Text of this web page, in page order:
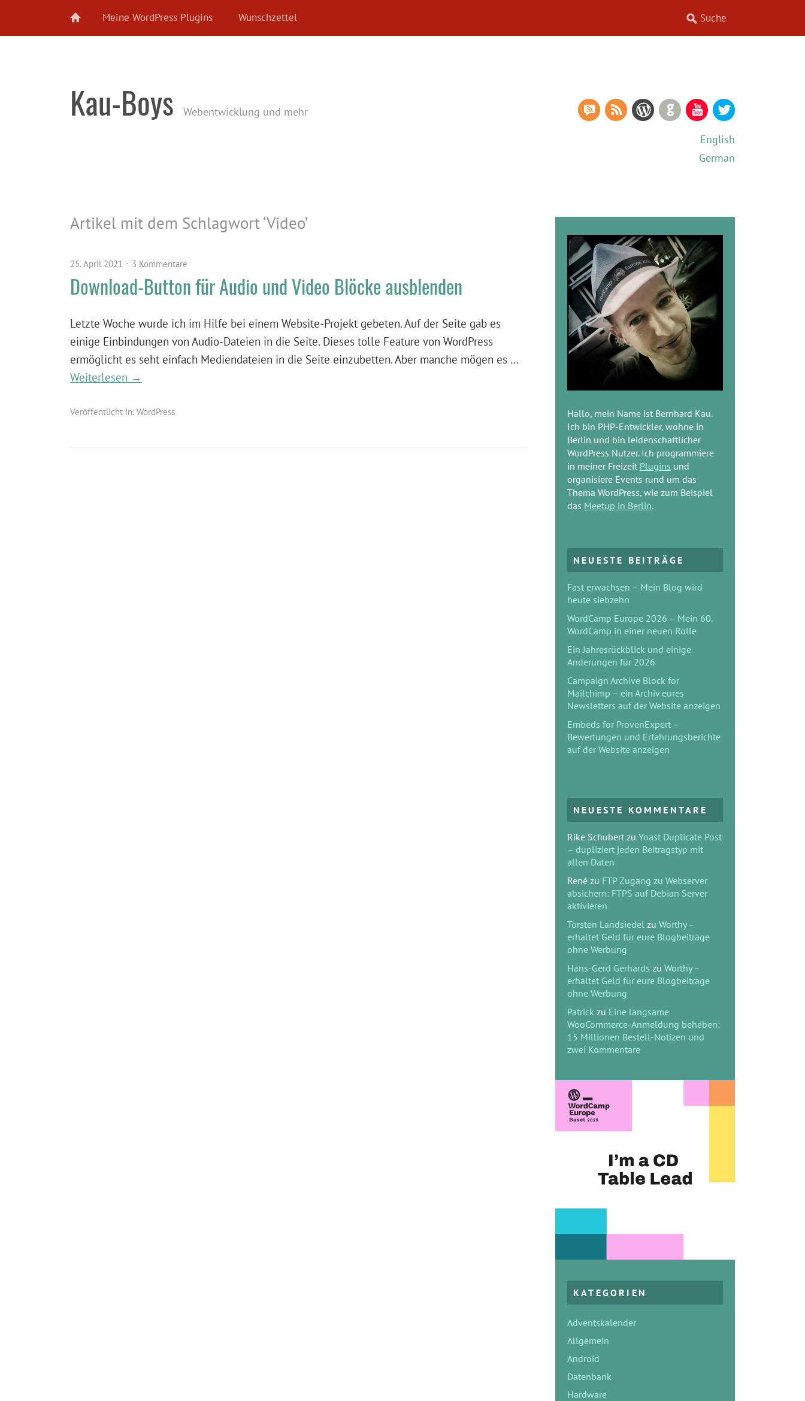
Meine WordPress Plugins Wunschzettel
Kau-Boys Webentwicklung und mehr YouTube
GitHub
WordPress
RSS Feed
RSS Comments
English
German
Artikel mit dem Schlagwort ‘Video’
25. April 2021 3 Kommentare
Download-Button für Audio und Video Blöcke ausblenden
Letzte Woche wurde ich im Hilfe bei einem Website-Projekt gebeten. Auf der Seite gab es
einige Einbindungen von Audio-Dateien in die Seite. Dieses tolle Feature von WordPress
ermöglicht es seht einfach Mediendateien in die Seite einzubetten. Aber manche mögen es …
Weiterlesen →
Veröffentlicht in: WordPress
Hallo, mein Name ist Bernhard Kau.
Ich bin PHP-Entwickler, wohne in
Berlin und bin leidenschaftlicher
WordPress Nutzer. Ich programmiere
in meiner Freizeit Plugins und
organisiere Events rund um das
Thema WordPress, wie zum Beispiel
das Meetup in Berlin.
NEUESTE BEITRÄGE
Fast erwachsen – Mein Blog wird
heute siebzehn
WordCamp Europe 2026 – Mein 60.
WordCamp in einer neuen Rolle
Ein Jahresrückblick und einige
Änderungen für 2026
Campaign Archive Block for
Mailchimp – ein Archiv eures
Newsletters auf der Website anzeigen
Embeds for ProvenExpert –
Bewertungen und Erfahrungsberichte
auf der Website anzeigen
NEUESTE KOMMENTARE
Rike Schubert zu Yoast Duplicate Post
– dupliziert jeden Beitragstyp mit
allen Daten
René zu FTP Zugang zu Webserver
absichern: FTPS auf Debian Server
aktivieren
Torsten Landsiedel zu Worthy –
erhaltet Geld für eure Blogbeiträge
ohne Werbung
Hans-Gerd Gerhards zu Worthy –
erhaltet Geld für eure Blogbeiträge
ohne Werbung
Patrick zu Eine langsame
WooCommerce-Anmeldung beheben:
15 Millionen Bestell-Notizen und
zwei Kommentare
KATEGORIEN
Adventskalender
Allgemein
Android
Datenbank
Hardware